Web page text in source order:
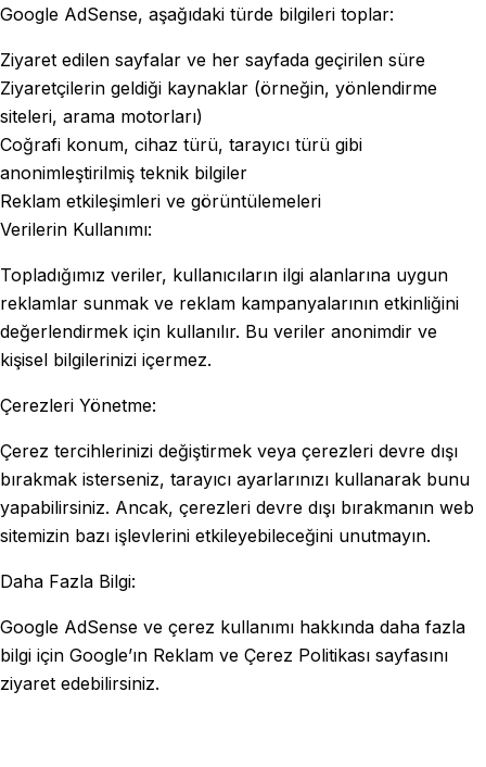
Google AdSense, aşağıdaki türde bilgileri toplar:
Ziyaret edilen sayfalar ve her sayfada geçirilen süre
Ziyaretçilerin geldiği kaynaklar (örneğin, yönlendirme
siteleri, arama motorları)
Coğrafi konum, cihaz türü, tarayıcı türü gibi
anonimleştirilmiş teknik bilgiler
Reklam etkileşimleri ve görüntülemeleri
Verilerin Kullanımı:
Topladığımız veriler, kullanıcıların ilgi alanlarına uygun
reklamlar sunmak ve reklam kampanyalarının etkinliğini
değerlendirmek için kullanılır. Bu veriler anonimdir ve
kişisel bilgilerinizi içermez.
Çerezleri Yönetme:
Çerez tercihlerinizi değiştirmek veya çerezleri devre dışı
bırakmak isterseniz, tarayıcı ayarlarınızı kullanarak bunu
yapabilirsiniz. Ancak, çerezleri devre dışı bırakmanın web
sitemizin bazı işlevlerini etkileyebileceğini unutmayın.
Daha Fazla Bilgi:
Google AdSense ve çerez kullanımı hakkında daha fazla
bilgi için Google’ın Reklam ve Çerez Politikası sayfasını
ziyaret edebilirsiniz.